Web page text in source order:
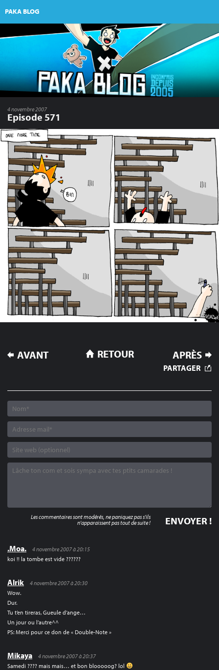
PAKA BLOG
4 novembre 2007
Episode 571
NAVIGATION
DE
AVANT APRÈS
RETOUR
PARTAGER
.Moa.
4 novembre 2007 à 20:15
koi !! la tombe est vide ??????
Alrik
4 novembre 2007 à 20:30
Wow.
Dur.
Tu t’en tireras, Gueule d’ange…
Un jour ou l’autre^^
PS: Merci pour ce don de « Double-Note »
Mikaya
4 novembre 2007 à 20:37
Samedi ???? mais mais… et bon blooooog? lol
Les commentaires sont modérés, ne paniquez pas s'ils
n'apparaissent pas tout de suite !